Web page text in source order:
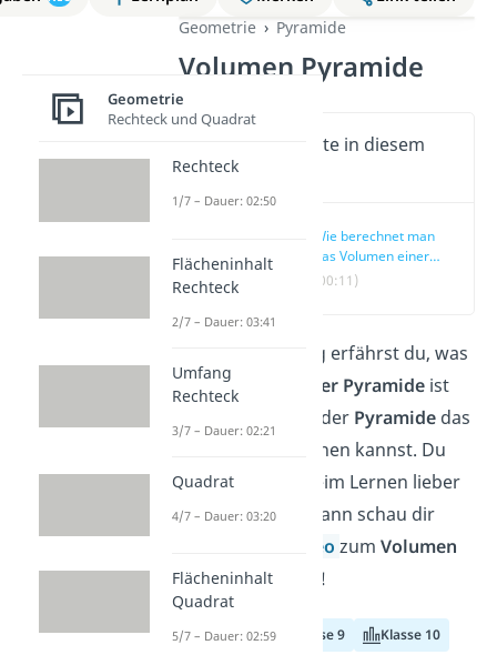
Geometrie
Pyramide
Volumen Pyramide
Wichtige Inhalte in diesem
Video
Wie berechnet man
das Volumen einer
Pyramide?
(00:11)
In diesem Beitrag erfährst du, was
dasVolumen einer Pyramideist
und wie du bei jeder Pyramidedas
berechnen kannst. Du
möchtest dich beim Lernen lieber
zurücklehnen? Dann schau dir
Video zum Volumen
derPyramide an!
Klasse 8 Klasse 9 Klasse 10
Geometrie
Rechteck und Quadrat
Rechteck
1/7 – Dauer: 02:50
Flächeninhalt
Rechteck
2/7 – Dauer: 03:41
Umfang
Rechteck
3/7 – Dauer: 02:21
Quadrat
4/7 – Dauer: 03:20
Flächeninhalt
Quadrat
5/7 – Dauer: 02:59